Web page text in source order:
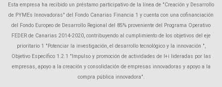
Esta empresa ha recibido un préstamo participativo de la línea de "Creación y Desarrollo
de PYMEs Innovadoras" del Fondo Canarias Financia 1 y cuenta con una cofinanciación
del Fondo Europeo de Desarrollo Regional del 85% proveniente del Programa Operativo
FEDER de Canarias 2014-2020, contribuyendo al cumplimiento de los objetivos del eje
prioritario 1 "Potenciar la investigación, el desarrollo tecnológico y la innovación ",
Objetivo Específico 1.2.1 "Impulso y promoción de actividades de I+i lideradas por las
empresas, apoyo a la creación y consolidación de empresas innovadoras y apoyo a la
compra pública innovadora".